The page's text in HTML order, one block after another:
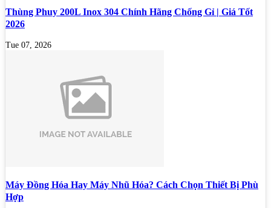
Thùng Phuy 200L Inox 304 Chính Hãng Chống Gỉ | Giá Tốt
2026
Tue 07, 2026
Máy Đồng Hóa Hay Máy Nhũ Hóa? Cách Chọn Thiết Bị Phù
Hợp